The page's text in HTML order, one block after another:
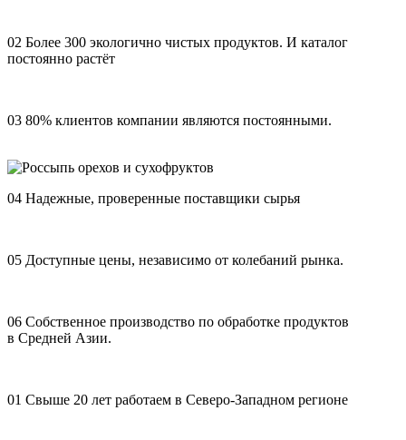
02 Более 300 экологично чистых продуктов. И каталог
постоянно растёт
03 80% клиентов компании являются постоянными.
04 Надежные, проверенные поставщики сырья
05 Доступные цены, независимо от колебаний рынка.
06 Собственное производство по обработке продуктов
в Средней Азии.
01 Свыше 20 лет работаем в Северо-Западном регионе